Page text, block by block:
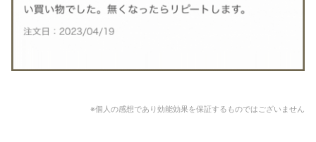
※個人の感想であり効能効果を保証するものではございません